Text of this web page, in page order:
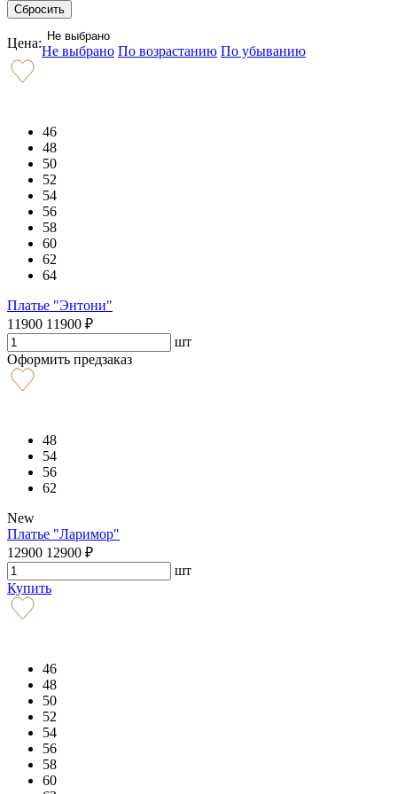
Цена: Не выбрано
Не выбрано По возрастанию По убыванию
46
48
50
52
54
56
58
60
62
64
Платье "Энтони"
11900 11900 ₽
шт
Оформить предзаказ
48
54
56
62
New
Платье "Ларимор"
12900 12900 ₽
шт
Купить
46
48
50
52
54
56
58
60